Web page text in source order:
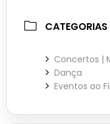
CATEGORIAS
Concertos |
Dança
Eventos ao